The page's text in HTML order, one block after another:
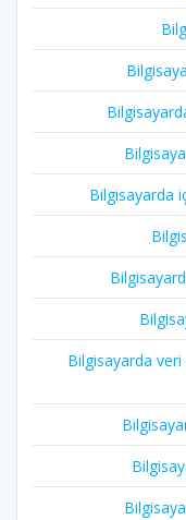
Bilgisayarda
Bilgisayarda